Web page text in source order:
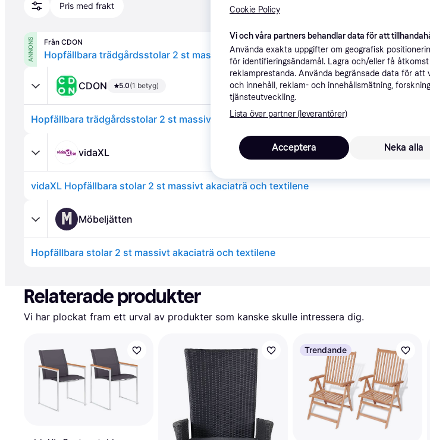
Pris med frakt
ANNONS Från CDON
Hopfällbara trädgårdsstolar 2 st massivt akaciaträ & textilene
CDON 5.0(1 betyg)
Hopfällbara trädgårdsstolar 2 st massivt akaciaträ & textilene
vidaXL
vidaXL Hopfällbara stolar 2 st massivt akaciaträ och textilene
M Möbeljätten
Hopfällbara stolar 2 st massivt akaciaträ och textilene
Relaterade produkter
Vi har plockat fram ett urval av produkter som kanske skulle intressera dig.
Trendande
Cookie Policy
Vi och våra partners behandlar data för att
Använda exakta uppgifter om geografisk
för identifieringsändamål. Lagra och/eller få
reklamprestanda. Använda begränsade data för att
och innehåll, reklam- och innehållsmätning,
tjänsteutveckling.
Lista över partner (leverantörer)
Neka alla
Acceptera